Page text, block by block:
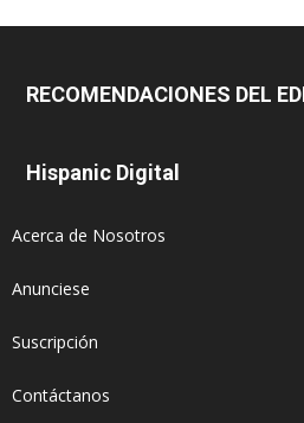
RECOMENDACIONES DEL
Hispanic Digital
Acerca de Nosotros
Anunciese
Suscripción
Contáctanos